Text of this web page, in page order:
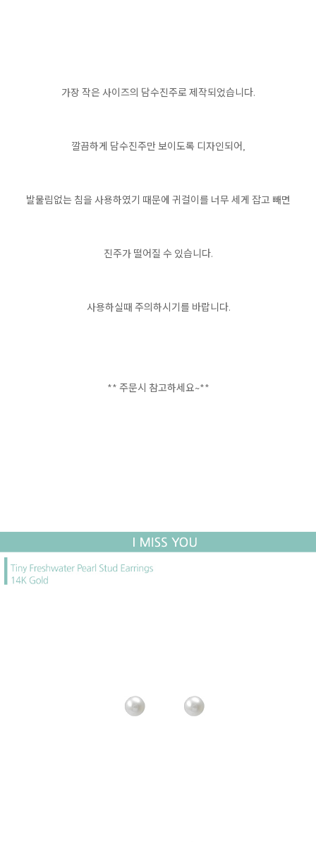
가장 작은 사이즈의 담수진주로 제작되었습니다.
깔끔하게 담수진주만 보이도록 디자인되어,
발물림없는 침을 사용하였기 때문에 귀걸이를 너무 세게 잡고 빼면
진주가 떨어질 수 있습니다.
사용하실때 주의하시기를 바랍니다.
** 주문시 참고하세요~**